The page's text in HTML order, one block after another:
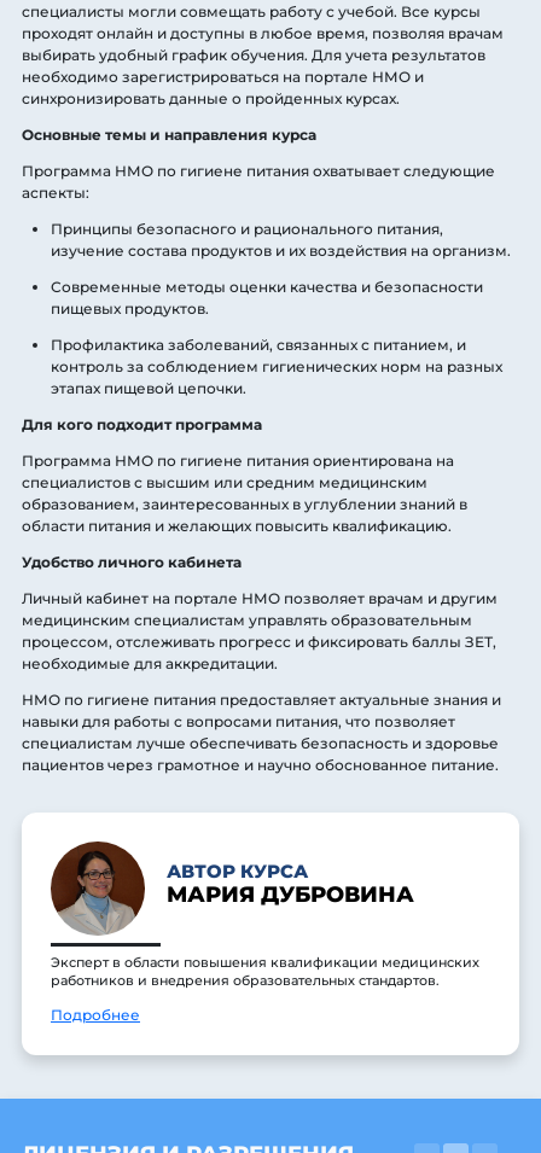
специалисты могли совмещать работу с учебой. Все курсы
проходят онлайн и доступны в любое время, позволяя врачам
выбирать удобный график обучения. Для учета результатов
необходимо зарегистрироваться на портале НМО и
синхронизировать данные о пройденных курсах.
Основные темы и направления курса
Программа НМО по гигиене питания охватывает следующие
аспекты:
Принципы безопасного и рационального питания,
изучение состава продуктов и их воздействия на организм.
Современные методы оценки качества и безопасности
пищевых продуктов.
Профилактика заболеваний, связанных с питанием, и
контроль за соблюдением гигиенических норм на разных
этапах пищевой цепочки.
Для кого подходит программа
Программа НМО по гигиене питания ориентирована на
специалистов с высшим или средним медицинским
образованием, заинтересованных в углублении знаний в
области питания и желающих повысить квалификацию.
Удобство личного кабинета
Личный кабинет на портале НМО позволяет врачам и другим
медицинским специалистам управлять образовательным
процессом, отслеживать прогресс и фиксировать баллы ЗЕТ,
необходимые для аккредитации.
НМО по гигиене питания предоставляет актуальные знания и
навыки для работы с вопросами питания, что позволяет
специалистам лучше обеспечивать безопасность и здоровье
пациентов через грамотное и научно обоснованное питание.
АВТОР КУРСА
МАРИЯ ДУБРОВИНА
Эксперт в области повышения квалификации медицинских
работников и внедрения образовательных стандартов.
Подробнее